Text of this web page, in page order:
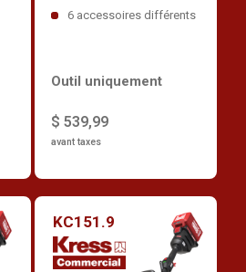
6 accessoires différents
$ 539,99
avant taxes
Outil uniquement
KC151.9